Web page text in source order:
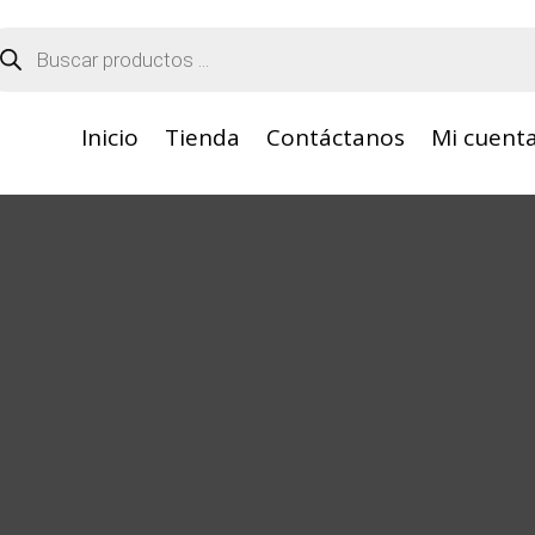
Inicio Tienda Contáctanos Mi